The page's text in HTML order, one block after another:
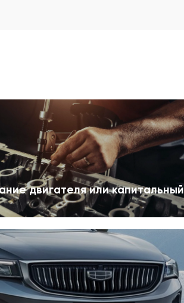
двигателя или капитальный